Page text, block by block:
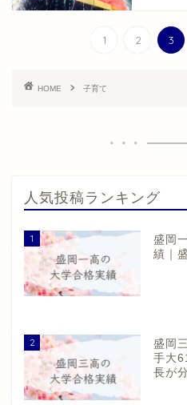
1 2 3
HOME 子育て
人気投稿ランキング
1
盛岡
績｜
2
盛岡
手大
長が